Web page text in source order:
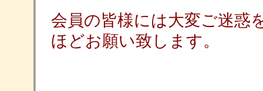
会員の皆様には大変ご迷惑
ほどお願い致します。